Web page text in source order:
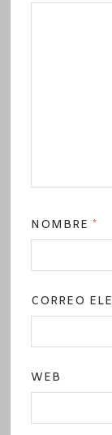
NOMBRE*
CORREO
WEB